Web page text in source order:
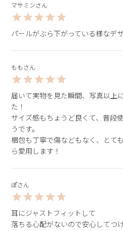
マサミン
パールがぶら下がっている様なデ
もも
届いて実物を見た瞬間、写真以上
た！
サイズ感もちょうど良くて、普段
うです。
梱包も丁寧で傷などもなく、とて
ら愛用します！
ぽ
耳にジャストフィットして
落ちる心配がないので安心してつ